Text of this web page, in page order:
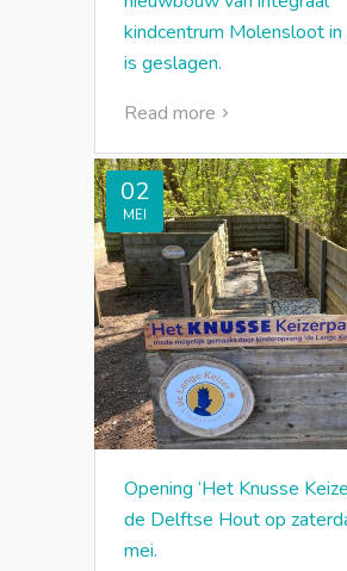
kindcentrum Molensloot
is geslagen.
Read more
02
MEI
Opening ‘Het Knusse
de Delftse Hout op
mei.